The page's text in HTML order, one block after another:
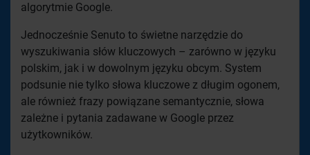
algorytmie Google.
Jednocześnie Senuto to świetne narzędzie do
wyszukiwania słów kluczowych – zarówno w języku
polskim, jak i w dowolnym języku obcym. System
podsunie nie tylko słowa kluczowe z długim ogonem,
ale również frazy powiązane semantycznie, słowa
zależne i pytania zadawane w Google przez
użytkowników.